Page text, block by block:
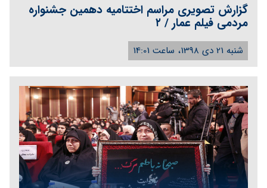
گزارش تصویری مراسم اختتامیه دهمین جشنواره
مردمی فیلم عمار / ۲
شنبه 21 دی 1398، ساعت 14:01